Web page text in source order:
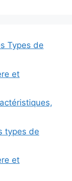
Types de
et
types de
et